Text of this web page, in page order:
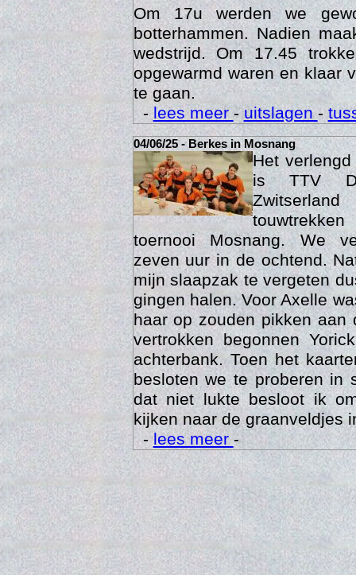
naar TTV Vandakker in
Om 17u werden we
botterhammen. Nadien
wedstrijd. Om 17.45
opgewarmd waren en klaar
te gaan.
-lees meer-uitslagen-
04/06/25 - Berkes in Mosnang
Het
is TTV
toernooi Mosnang. We
zeven uur in de ochtend.
mijn slaapzak te vergeten
gingen halen. Voor Axelle
haar op zouden pikken aan
vertrokken begonnen
achterbank. Toen het
besloten we te proberen in
dat niet lukte besloot ik
kijken naar de graanveldjes
-lees meer-